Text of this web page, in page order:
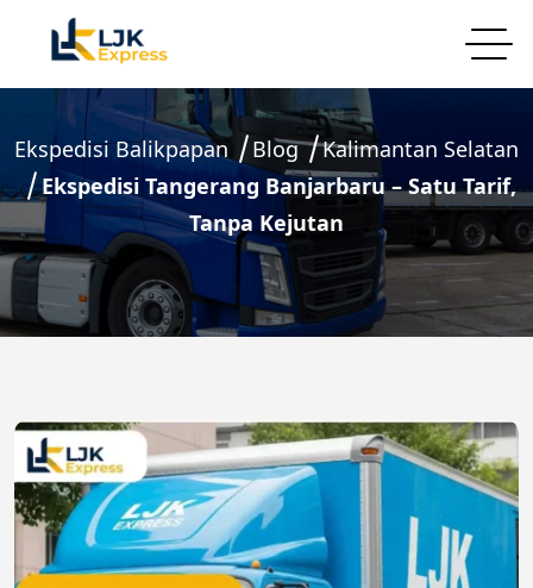
Ekspedisi Balikpapan Blog
Kalimantan Selatan
Ekspedisi Tangerang Banjarbaru – Satu Tarif,
Tanpa Kejutan